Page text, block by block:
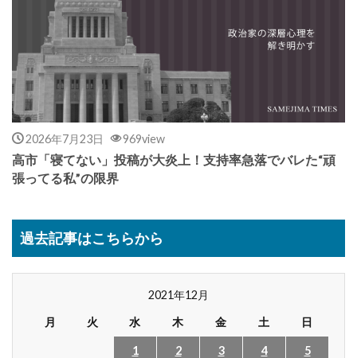
2026年7月23日 969view
高市「寝てない」投稿が大炎上！支持率急落でバレた“頑
張ってる私”の限界
過去記事はこちらから
2021年12月
月
火 水 木 金 土 日
1 2 3 4 5